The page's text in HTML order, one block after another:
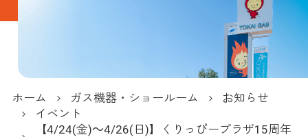
ホーム ガス機器・ショールーム
お知らせ
イベント
【4/24(金)～4/26(日)】くりっぴープラザ15周年